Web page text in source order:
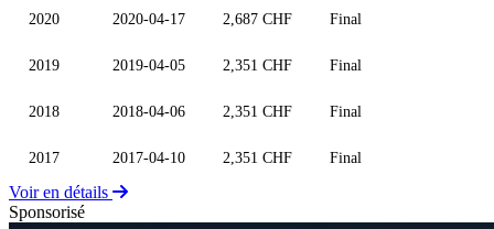
2020 2020-04-17 2,687 CHF Final
2019 2019-04-05 2,351 CHF Final
2018 2018-04-06 2,351 CHF Final
2017 2017-04-10 2,351 CHF Final
Voir en détails
Sponsorisé